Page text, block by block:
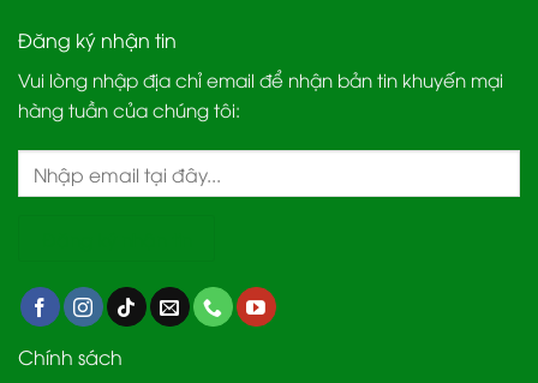
Đăng ký nhận tin
Vui lòng nhập địa chỉ email để nhận bản tin khuyến mại
hàng tuần của chúng tôi:
Chính sách